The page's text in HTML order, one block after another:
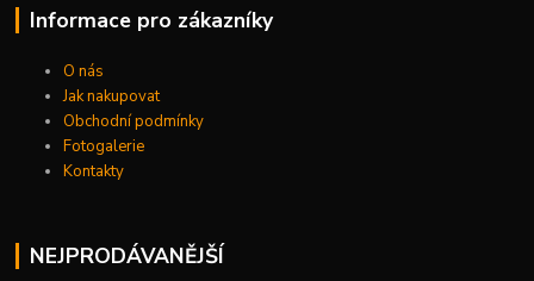
Informace pro zákazníky
O nás
Jak nakupovat
Obchodní podmínky
Fotogalerie
Kontakty
NEJPRODÁVANĚJŠÍ